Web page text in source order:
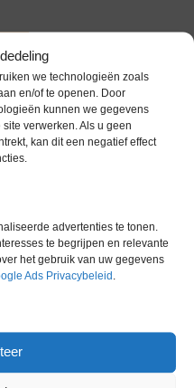
we technologieën zoals
en/of te openen. Door
kunnen we gegevens
verwerken. Als u geen
kan dit een negatief effect
advertenties te tonen.
te begrijpen en relevante
het gebruik van uw gegevens
Ads Privacybeleid .
producten